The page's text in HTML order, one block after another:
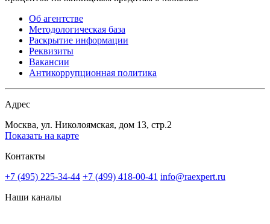
Об агентстве
Методологическая база
Раскрытие информации
Реквизиты
Вакансии
Антикоррупционная политика
Адрес
Москва, ул. Николоямская, дом 13, стр.2
Показать на карте
Контакты
+7 (495) 225-34-44 +7 (499) 418-00-41 info@raexpert.ru
Наши каналы